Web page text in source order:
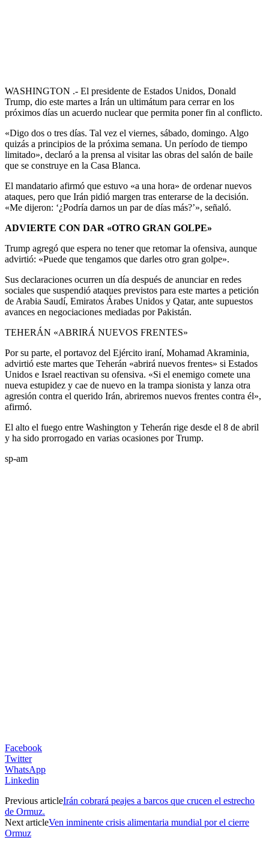
WASHINGTON .- El presidente de Estados Unidos, Donald
Trump, dio este martes a Irán un ultimátum para cerrar en los
próximos días un acuerdo nuclear que permita poner fin al conflicto.
«Digo dos o tres días. Tal vez el viernes, sábado, domingo. Algo
quizás a principios de la próxima semana. Un período de tiempo
limitado», declaró a la prensa al visitar las obras del salón de baile
que se construye en la Casa Blanca.
El mandatario afirmó que estuvo «a una hora» de ordenar nuevos
ataques, pero que Irán pidió margen tras enterarse de la decisión.
«Me dijeron: ‘¿Podría darnos un par de días más?’», señaló.
ADVIERTE CON DAR «OTRO GRAN GOLPE»
Trump agregó que espera no tener que retomar la ofensiva, aunque
advirtió: «Puede que tengamos que darles otro gran golpe».
Sus declaraciones ocurren un día después de anunciar en redes
sociales que suspendió ataques previstos para este martes a petición
de Arabia Saudí, Emiratos Árabes Unidos y Qatar, ante supuestos
avances en negociaciones mediadas por Pakistán.
TEHERÁN «ABRIRÁ NUEVOS FRENTES»
Por su parte, el portavoz del Ejército iraní, Mohamad Akraminia,
advirtió este martes que Teherán «abrirá nuevos frentes» si Estados
Unidos e Israel reactivan su ofensiva. «Si el enemigo comete una
nueva estupidez y cae de nuevo en la trampa sionista y lanza otra
agresión contra el querido Irán, abriremos nuevos frentes contra él»,
afirmó.
El alto el fuego entre Washington y Teherán rige desde el 8 de abril
y ha sido prorrogado en varias ocasiones por Trump.
sp-am
Facebook
Twitter
WhatsApp
Linkedin
Previous articleIrán cobrará peajes a barcos que crucen el estrecho
de Ormuz.
Next articleVen inminente crisis alimentaria mundial por el cierre
Ormuz